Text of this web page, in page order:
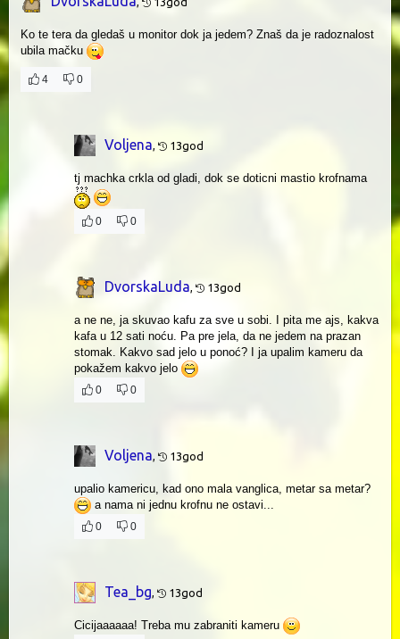
Ko te tera da gledaš u monitor dok ja jedem? Znaš da je radoznalost
ubila mačku
4 0
Voljena, 13god
tj machka crkla od gladi, dok se doticni mastio krofnama
0 0
DvorskaLuda, 13god
a ne ne, ja skuvao kafu za sve u sobi. I pita me ajs, kakva
kafa u 12 sati noću. Pa pre jela, da ne jedem na prazan
stomak. Kakvo sad jelo u ponoć? I ja upalim kameru da
pokažem kakvo jelo
0 0
Voljena, 13god
upalio kamericu, kad ono mala vanglica, metar sa metar?
a nama ni jednu krofnu ne ostavi...
0 0
Tea_bg, 13god
Cicijaaaaaa! Treba mu zabraniti kameru